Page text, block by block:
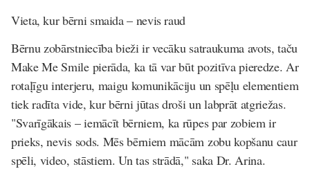
Vieta, kur bērni smaida – nevis raud
Bērnu zobārstniecība bieži ir vecāku satraukuma avots, taču
Make Me Smile pierāda, ka tā var būt pozitīva pieredze. Ar
rotaļīgu interjeru, maigu komunikāciju un spēļu elementiem
tiek radīta vide, kur bērni jūtas droši un labprāt atgriežas.
"Svarīgākais – iemācīt bērniem, ka rūpes par zobiem ir
prieks, nevis sods. Mēs bērniem mācām zobu kopšanu caur
spēli, video, stāstiem. Un tas strādā," saka Dr. Arina.